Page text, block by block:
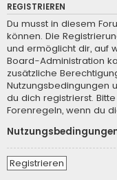
REGISTRIEREN
Du musst in diesem
können. Die
und ermöglicht dir, auf
Board-Administration
zusätzliche
Nutzungsbedingungen
du dich registrierst.
Forenregeln, wenn du
Registrieren